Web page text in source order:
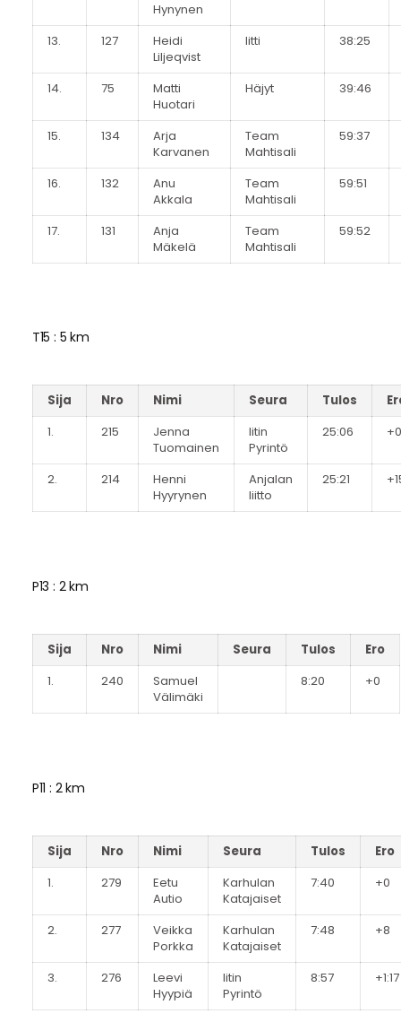
Hynynen
13.
127
Heidi
Liljeqvist
Iitti 38:25
14. 75
Matti
Huotari
Häjyt 39:46
15. 134
Arja
Karvanen
Team
Mahtisali
59:37
16. 132
Anu
Akkala
Team
Mahtisali
59:51
17. 131
Anja
Mäkelä
Team
Mahtisali
59:52
T15 : 5 km
Sija Nro Nimi Seura Tulos
1.
215
Jenna
Tuomainen
Iitin
Pyrintö
25:06 +0
2. 214
Henni
Hyyrynen
Anjalan
liitto
25:21
P13 : 2 km
Sija Nro Nimi Seura Tulos
Ero
1.
240
Samuel
Välimäki
8:20 +0
P11 : 2 km
Sija Nro Nimi Seura Tulos
Ero
1.
279
Eetu
Autio
Karhulan
Katajaiset
7:40 +0
2. 277
Veikka
Porkka
Karhulan
Katajaiset
7:48 +8
3. 276
Leevi
Hyypiä
Iitin
Pyrintö
8:57 +1:17